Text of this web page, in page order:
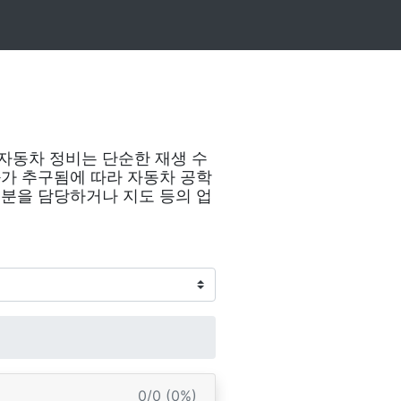
동차 정비는 단순한 재생 수
추구됨에 따라 자동차 공학
을 담당하거나 지도 등의 업
0/0 (0%)